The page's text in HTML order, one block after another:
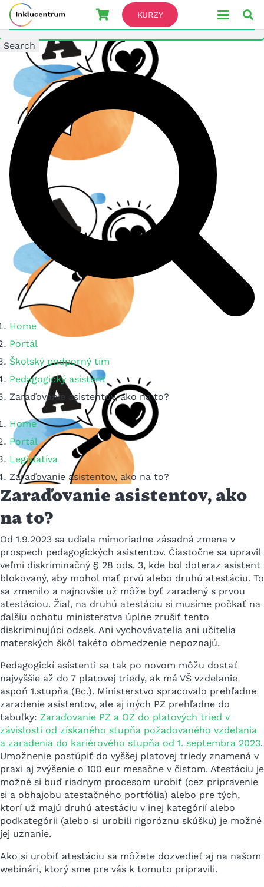
KURZY
Search For
Search
Home
Portál
Školský podporný tím
Pedagogický asistent
Zaraďovanie asistentov, ako na to?
Home
Portál
Legislatíva
Zaraďovanie asistentov, ako na to?
Zaraďovanie asistentov, ako
na to?
Od 1.9.2023 sa udiala mimoriadne zásadná zmena v
prospech pedagogických asistentov. Čiastočne sa upravil
veľmi diskriminačný § 28 ods. 3, kde bol doteraz asistent
blokovaný, aby mohol mať prvú alebo druhú atestáciu. To
sa zmenilo a najnovšie už môže byť zaradený s prvou
atestáciou. Žiaľ, na druhú atestáciu si musíme počkať na
ďalšiu ochotu ministerstva úplne zrušiť tento
diskriminujúci odsek. Ani vychovávatelia ani učitelia
materských škôl takéto obmedzenie nepoznajú.
Pedagogickí asistenti sa tak po novom môžu dostať
najvyššie až do 7 platovej triedy, ak má VŠ vzdelanie
aspoň 1.stupňa (Bc.). Ministerstvo spracovalo prehľadne
zaradenie asistentov, ale aj iných PZ prehľadne do
tabuľky: Zaraďovanie PZ a OZ do platových tried v
závislosti od získaného stupňa požadovaného vzdelania
a zaradenia do kariérového stupňa od 1. septembra 2023.
Umožnenie postúpiť do vyššej platovej triedy znamená v
praxi aj zvýšenie o 100 eur mesačne v čistom. Atestáciu je
možné si buď riadnym procesom urobiť (cez pripravenie
si a obhajobu atestačného portfólia) alebo pre tých,
ktorí už majú druhú atestáciu v inej kategórií alebo
podkategórii (alebo si urobili rigoróznu skúšku) je možné
jej uznanie.
Ako si urobiť atestáciu sa môžete dozvedieť aj na našom
webinári, ktorý sme pre vás k tomuto pripravili.